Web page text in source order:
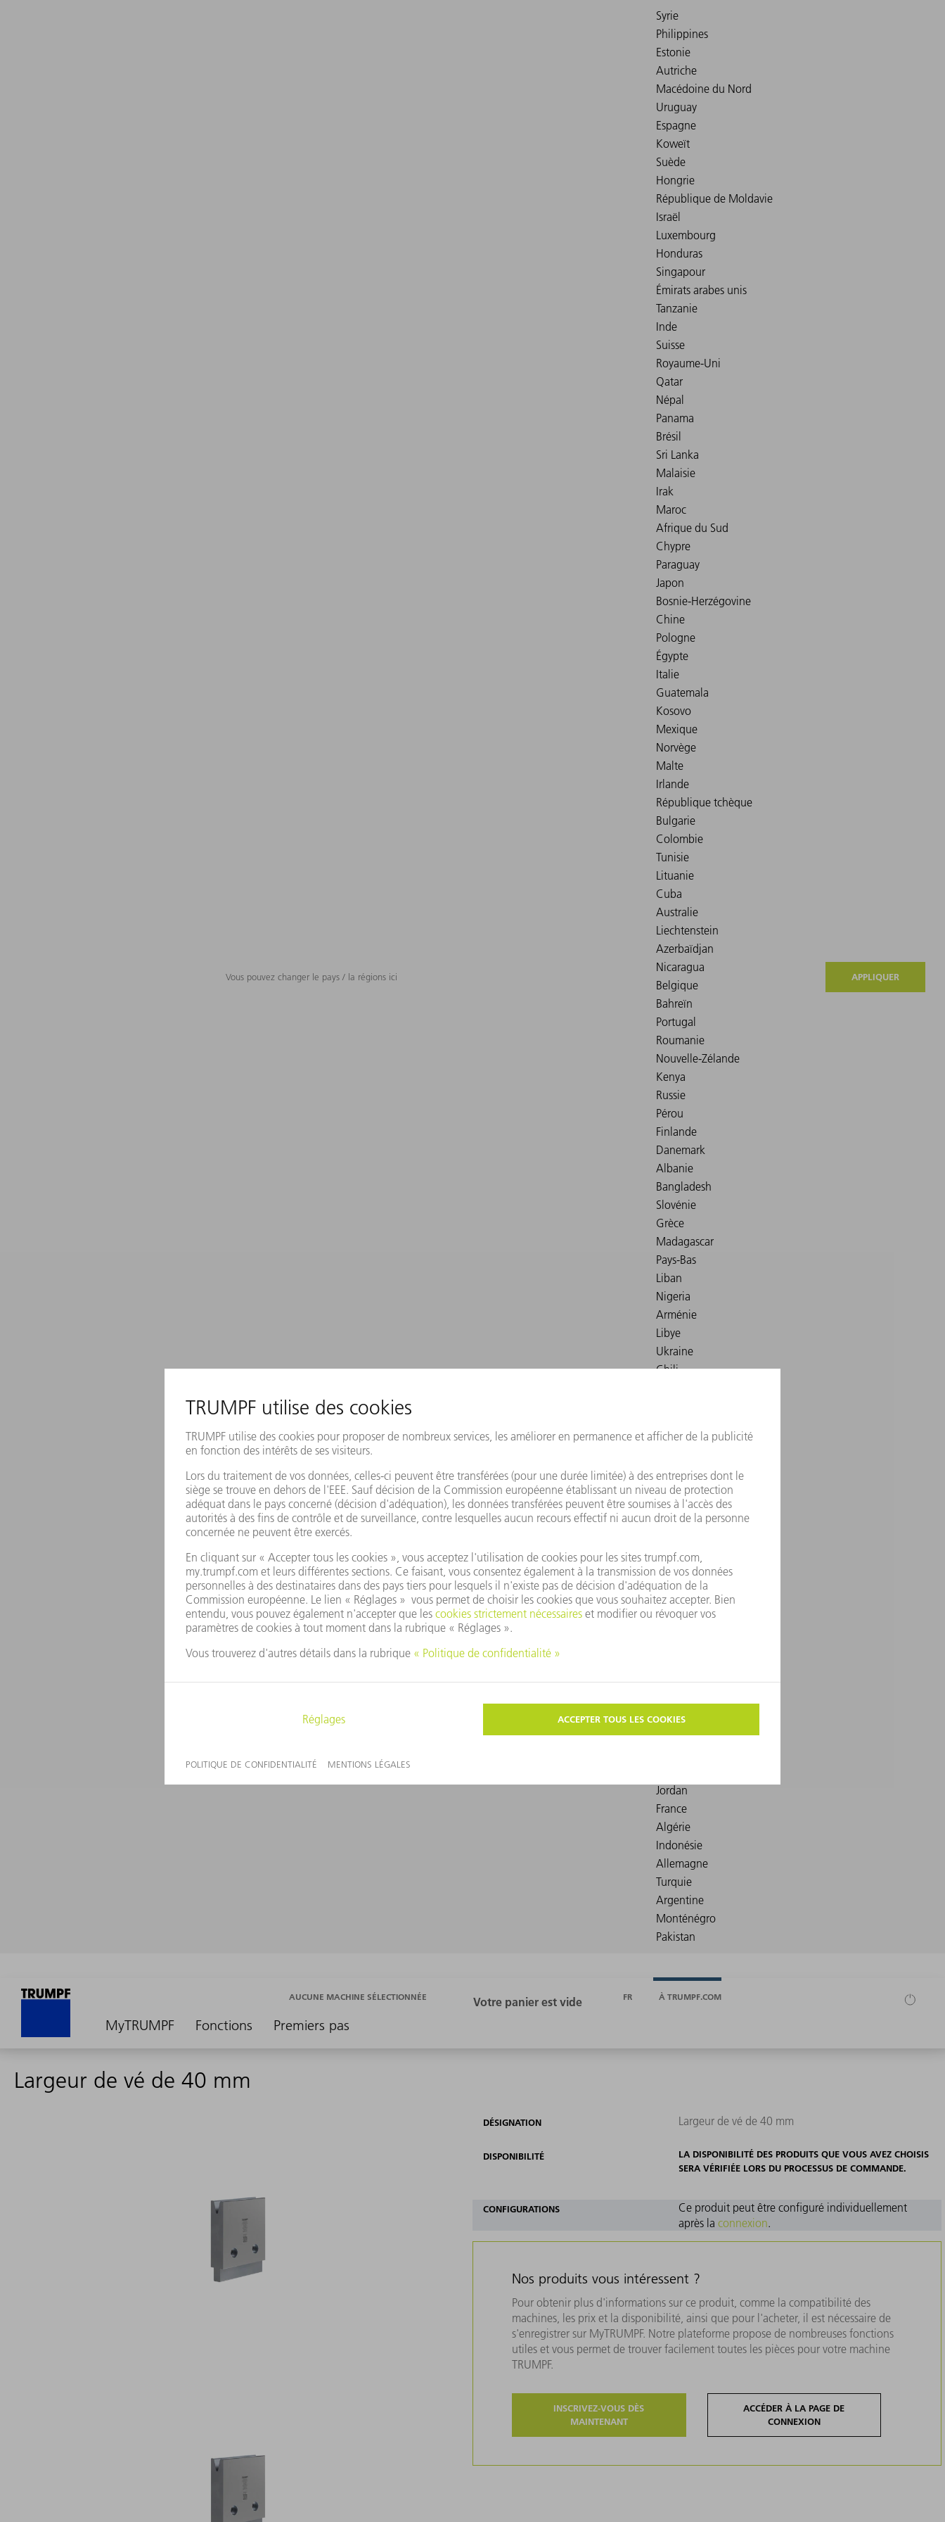
Vous pouvez changer le pays / la régions ici APPLIQUER
MyTRUMPF Fonctions Premiers pas
AUCUNE MACHINE SÉLECTIONNÉE FR À TRUMPF.COM
Largeur de vé de 40 mm
DÉSIGNATION Largeur de vé de 40 mm
DISPONIBILITÉ
LA DISPONIBILITÉ DES PRODUITS QUE VOUS AVEZ CHOISIS
SERA VÉRIFIÉE LORS DU PROCESSUS DE COMMANDE.
CONFIGURATIONS
Ce produit peut être configuré individuellement
après la connexion.
Nos produits vous intéressent ?
Pour obtenir plus d'informations sur ce produit, comme la compatibilité des
machines, les prix et la disponibilité, ainsi que pour l'acheter, il est nécessaire de
s'enregistrer sur MyTRUMPF. Notre plateforme propose de nombreuses fonctions
utiles et vous permet de trouver facilement toutes les pièces pour votre machine
TRUMPF.
INSCRIVEZ-VOUS DÈS
MAINTENANT
ACCÉDER À LA PAGE DE
CONNEXION